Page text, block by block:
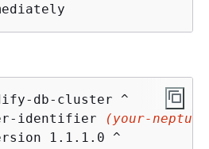
db-cluster ^
identifier
(your-
1.1.1.0 ^